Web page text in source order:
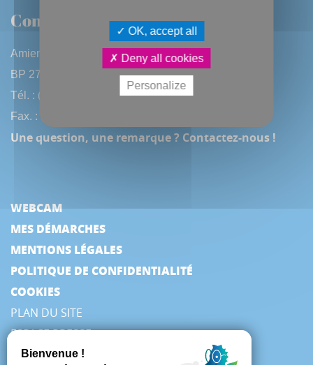
Contactez-nous
Amiens Métropole
BP 2720 - 80027 Amiens CEDEX
Tél. : (33) 3 22 97 40 40
Fax. : (33) 3 22 97 42 53
Une question, une remarque ? Contactez-nous !
WEBCAM
MES DÉMARCHES
MENTIONS LÉGALES
POLITIQUE DE CONFIDENTIALITÉ
COOKIES
PLAN DU SITE
ESPACE PRESSE
OK, accept all
Deny all cookies
Personalize